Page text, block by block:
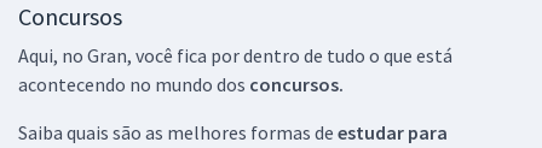
Concursos
Aqui, no Gran, você fica por dentro de tudo o que está
acontecendo no mundo dos concursos.
Saiba quais são as melhores formas de estudar para